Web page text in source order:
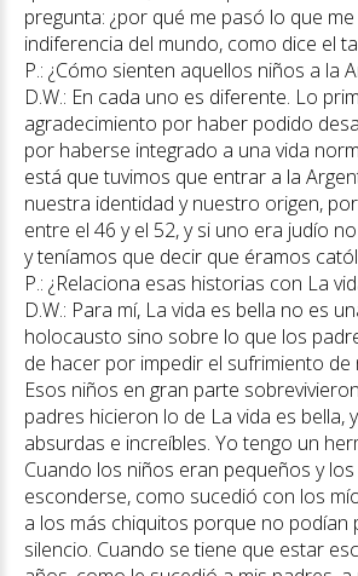
pregunta: ¿por qué me pasó lo que me
indiferencia del mundo, como dice el
P.: ¿Cómo sienten aquellos niños a la
D.W.: En cada uno es diferente. Lo
agradecimiento por haber podido
por haberse integrado a una vida
está que tuvimos que entrar a la
nuestra identidad y nuestro origen,
entre el 46 y el 52, y si uno era judío
y teníamos que decir que éramos
P.: ¿Relaciona esas historias con La
D.W.: Para mí, La vida es bella no es
holocausto sino sobre lo que los
de hacer por impedir el sufrimiento de
Esos niños en gran parte
padres hicieron lo de La vida es bella,
absurdas e increíbles. Yo tengo un
Cuando los niños eran pequeños y
esconderse, como sucedió con los
a los más chiquitos porque no podían
silencio. Cuando se tiene que estar